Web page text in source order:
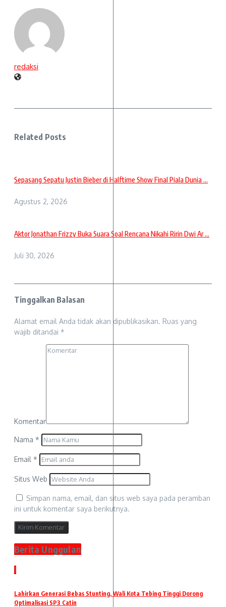
redaksi
Related Posts
Sepasang Sepatu Justin Bieber di Halftime Show Final Piala Dunia ...
Agustus 2, 2026
Aktor Jonathan Frizzy Buka Suara Soal Rencana Nikahi Ririn Dwi Ar ...
Juli 30, 2026
Tinggalkan Balasan
Alamat email Anda tidak akan dipublikasikan. Ruas yang
wajib ditandai *
Komentar
Nama *
Email *
Situs Web
Simpan nama, email, dan situs web saya pada peramban
ini untuk komentar saya berikutnya.
Berita Unggulan
1
Lahirkan Generasi Bebas Stunting, Wali Kota Tebing Tinggi Dorong
Optimalisasi SP3 Catin